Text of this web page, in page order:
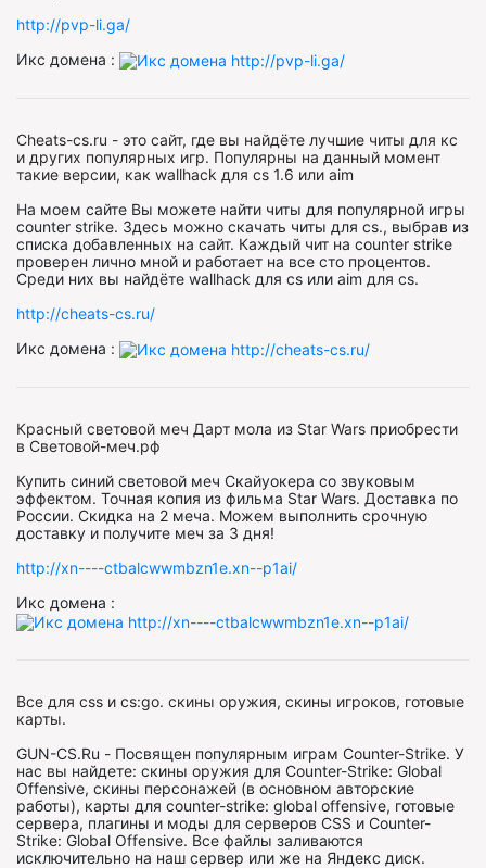
http://pvp-li.ga/
Икс домена :
Сheats-cs.ru - это сайт, где вы найдёте лучшие читы для кс
и других популярных игр. Популярны на данный момент
такие версии, как wallhack для cs 1.6 или aim
На моем сайте Вы можете найти читы для популярной игры
counter strike. Здесь можно скачать читы для cs., выбрав из
списка добавленных на сайт. Каждый чит на counter strike
проверен лично мной и работает на все сто процентов.
Среди них вы найдёте wallhack для cs или aim для cs.
http://cheats-cs.ru/
Икс домена :
Красный световой меч Дарт мола из Star Wars приобрести
в Световой-меч.рф
Купить синий световой меч Скайуокера со звуковым
эффектом. Точная копия из фильма Star Wars. Доставка по
России. Скидка на 2 меча. Можем выполнить срочную
доставку и получите меч за 3 дня!
http://xn----ctbalcwwmbzn1e.xn--p1ai/
Икс домена :
Все для css и cs:go. скины оружия, скины игроков, готовые
карты.
GUN-CS.Ru - Посвящен популярным играм Counter-Strike. У
нас вы найдете: скины оружия для Counter-Strike: Global
Offensive, скины персонажей (в основном авторские
работы), карты для counter-strike: global offensive, готовые
сервера, плагины и моды для серверов CSS и Counter-
Strike: Global Offensive. Все файлы заливаются
исключительно на наш сервер или же на Яндекс диск.